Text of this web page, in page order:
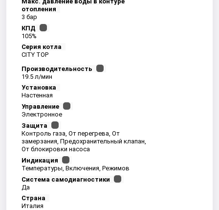
отопления
3 бар
КПД
105%
Серия котла
CITY TOP
Производительность
19.5 л/мин
Установка
Настенная
Управление
Электронное
Защита
Контроль газа, От перегрева, От
замерзания, Предохранительный клапан,
От блокировки насоса
Индикация
Температуры, Включения, Режимов
Система самодиагностики
Да
Страна
Италия